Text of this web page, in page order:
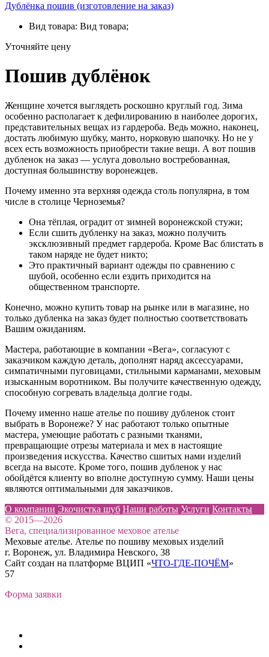
Дублёнка пошив (изготовление на заказ)
Вид товара: Вид товара;
Уточняйте цену
Пошив дублёнок
Женщине хочется выглядеть роскошно круглый год. Зима
особенно располагает к дефилированию в наиболее дорогих,
представительных вещах из гардероба. Ведь можно, наконец,
достать любимую шубку, манто, норковую шапочку. Но не у
всех есть возможность приобрести такие вещи. А вот пошив
дубленок на заказ — услуга довольно востребованная,
доступная большинству воронежцев.
Почему именно эта верхняя одежда столь популярна, в том
числе в столице Черноземья?
Она тёплая, оградит от зимней воронежской стужи;
Если сшить дубленку на заказ, можно получить
эксклюзивный предмет гардероба. Кроме Вас блистать в
таком наряде не будет никто;
Это практичный вариант одежды по сравнению с
шубой, особенно если ездить приходится на
общественном транспорте.
Конечно, можно купить товар на рынке или в магазине, но
только дубленка на заказ будет полностью соответствовать
Вашим ожиданиям.
Мастера, работающие в компании «Вега», согласуют с
заказчиком каждую деталь, дополнят наряд аксессуарами,
симпатичными пуговицами, стильными карманами, меховым
изысканным воротником. Вы получите качественную одежду,
способную согревать владельца долгие годы.
Почему именно наше ателье по пошиву дубленок стоит
выбрать в Воронеже? У нас работают только опытные
мастера, умеющие работать с разными тканями,
превращающие отрезы материала и мех в настоящие
произведения искусства. Качество сшитых нами изделий
всегда на высоте. Кроме того, пошив дубленок у нас
обойдётся клиенту во вполне доступную сумму. Наши цены
являются оптимальными для заказчиков.
О компании Экочистка шуб Наши работы Услуги Контакты
© 2015—2026
Вега, специализированное меховое ателье
Меховые ателье. Ателье по пошиву меховых изделий
г. Воронеж, ул. Владимира Невского, 38
Сайт создан на платформе ВЦИП «ЧТО-ГДЕ-ПОЧЁМ»
57
Форма заявки